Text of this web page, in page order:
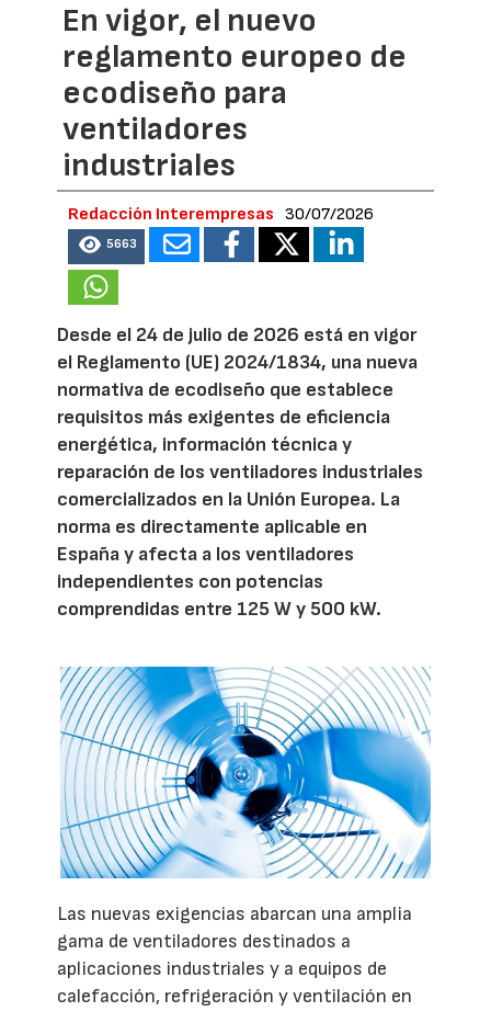
En vigor, el nuevo
reglamento europeo de
ecodiseño para
ventiladores
industriales
Redacción Interempresas 30/07/2026
5663
Desde el 24 de julio de 2026 está en vigor
el Reglamento (UE) 2024/1834, una nueva
normativa de ecodiseño que establece
requisitos más exigentes de eficiencia
energética, información técnica y
reparación de los ventiladores industriales
comercializados en la Unión Europea. La
norma es directamente aplicable en
España y afecta a los ventiladores
independientes con potencias
comprendidas entre 125 W y 500 kW.
Las nuevas exigencias abarcan una amplia
gama de ventiladores destinados a
aplicaciones industriales y a equipos de
calefacción, refrigeración y ventilación en